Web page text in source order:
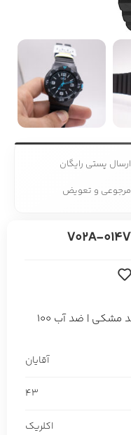
ارسال پستی رایگان
مرجوعی و تعویض
قاب و بند رابر | یونیسکس | قاب و بند مشکی | ضد آب 100
آقایان
43
اکلریک